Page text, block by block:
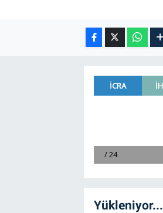
Yükleniyor...